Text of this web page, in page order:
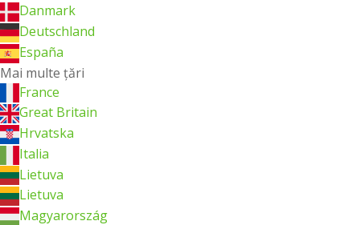
Danmark
Deutschland
España
Mai multe ţări
France
Great Britain
Hrvatska
Italia
Lietuva
Lietuva
Magyarország